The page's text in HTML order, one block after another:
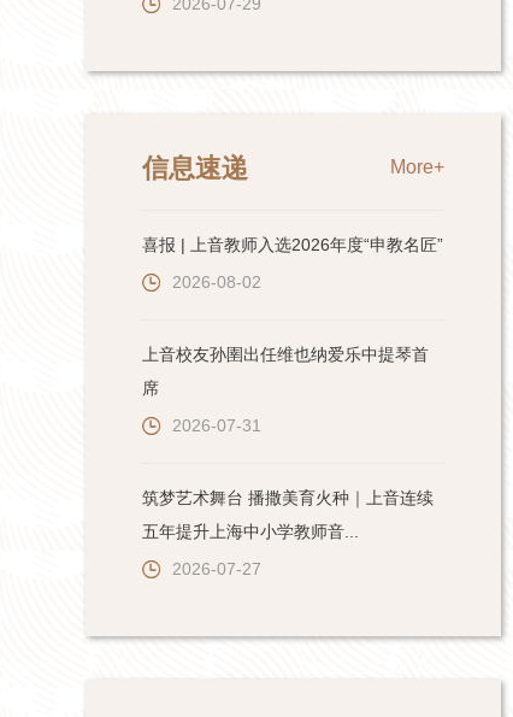
信息速递 More+
喜报 | 上音教师入选2026年度“申教名匠”
2026-08-02
上音校友孙圉出任维也纳爱乐中提琴首
席
2026-07-31
筑梦艺术舞台 播撒美育火种｜上音连续
五年提升上海中小学教师音...
2026-07-27